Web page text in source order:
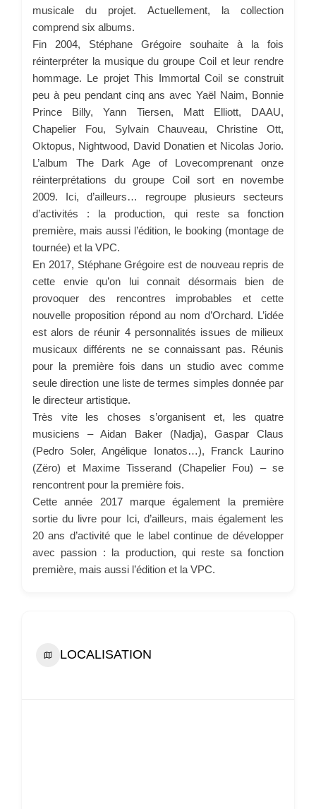
musicale du projet. Actuellement, la collection
comprend six albums.
Fin 2004, Stéphane Grégoire souhaite à la fois
réinterpréter la musique du groupe Coil et leur rendre
hommage. Le projet This Immortal Coil se construit
peu à peu pendant cinq ans avec Yaël Naim, Bonnie
Prince Billy, Yann Tiersen, Matt Elliott, DAAU,
Chapelier Fou, Sylvain Chauveau, Christine Ott,
Oktopus, Nightwood, David Donatien et Nicolas Jorio.
L’album The Dark Age of Lovecomprenant onze
réinterprétations du groupe Coil sort en novembe
2009. Ici, d’ailleurs… regroupe plusieurs secteurs
d’activités : la production, qui reste sa fonction
première, mais aussi l’édition, le booking (montage de
tournée) et la VPC.
En 2017, Stéphane Grégoire est de nouveau repris de
cette envie qu’on lui connait désormais bien de
provoquer des rencontres improbables et cette
nouvelle proposition répond au nom d’Orchard. L’idée
est alors de réunir 4 personnalités issues de milieux
musicaux différents ne se connaissant pas. Réunis
pour la première fois dans un studio avec comme
seule direction une liste de termes simples donnée par
le directeur artistique.
Très vite les choses s’organisent et, les quatre
musiciens – Aidan Baker (Nadja), Gaspar Claus
(Pedro Soler, Angélique Ionatos…), Franck Laurino
(Zëro) et Maxime Tisserand (Chapelier Fou) – se
rencontrent pour la première fois.
Cette année 2017 marque également la première
sortie du livre pour Ici, d’ailleurs, mais également les
20 ans d’activité que le label continue de développer
avec passion : la production, qui reste sa fonction
première, mais aussi l’édition et la VPC.
LOCALISATION